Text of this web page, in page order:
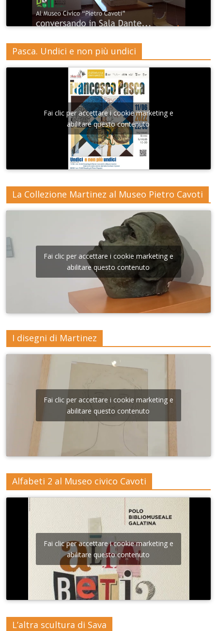
Pasca. Undici e non più undici
Fai clic per accettare i cookie marketing e
abilitare questo contenuto
La Collezione Martinez al Museo Pietro Cavoti
Fai clic per accettare i cookie marketing e
abilitare questo contenuto
I disegni di Martinez
Fai clic per accettare i cookie marketing e
abilitare questo contenuto
Alfabeti 2 al Museo civico Cavoti
Fai clic per accettare i cookie marketing e
abilitare questo contenuto
L’altra scultura di Sava